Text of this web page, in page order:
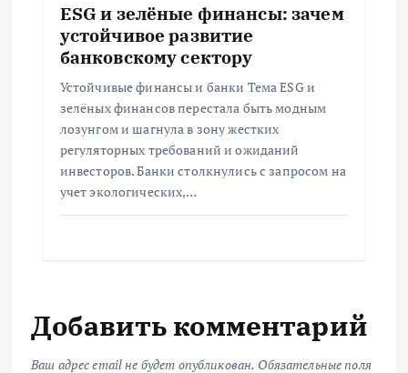
ESG и зелёные финансы: зачем
устойчивое развитие
банковскому сектору
Устойчивые финансы и банки Тема ESG и
зелёных финансов перестала быть модным
лозунгом и шагнула в зону жестких
регуляторных требований и ожиданий
инвесторов. Банки столкнулись с запросом на
учет экологических,…
Добавить комментарий
Ваш адрес email не будет опубликован. Обязательные поля